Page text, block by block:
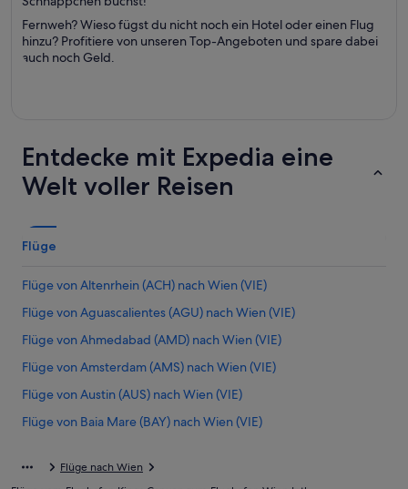
Fernweh? Wieso fügst du nicht noch ein Hotel oder einen Flug
hinzu? Profitiere von unseren Top-Angeboten und spare dabei
auch noch Geld.
Entdecke mit Expedia eine
Welt voller Reisen
Flüge
Flüge von Altenrhein (ACH) nach Wien (VIE)
Flüge von Aguascalientes (AGU) nach Wien (VIE)
Flüge von Ahmedabad (AMD) nach Wien (VIE)
Flüge von Amsterdam (AMS) nach Wien (VIE)
Flüge von Austin (AUS) nach Wien (VIE)
Flüge von Baia Mare (BAY) nach Wien (VIE)
Flüge von Barcelona (BCN) nach Wien (VIE)
Flüge nach Wien